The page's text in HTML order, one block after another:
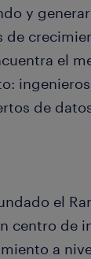
y
el
de
el
centro de
a